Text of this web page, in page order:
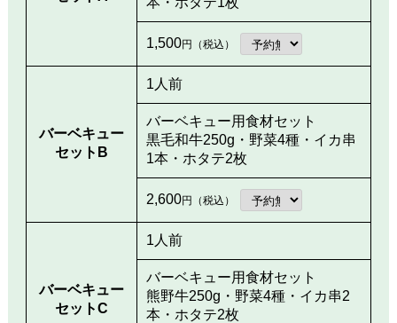
1,500円（税込）
バーベキュー
セットB
1人前
バーベキュー用食材セット
黒毛和牛250g・野菜4種・イカ串
1本・ホタテ2枚
2,600円（税込）
バーベキュー
セットC
1人前
バーベキュー用食材セット
熊野牛250g・野菜4種・イカ串2
本・ホタテ2枚